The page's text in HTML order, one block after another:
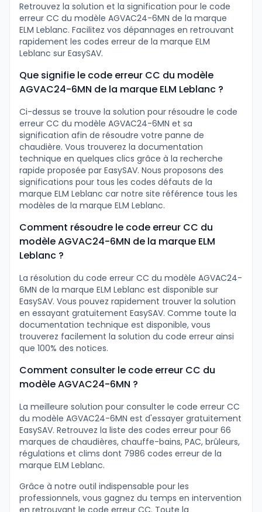
Retrouvez la solution et la signification pour le code
erreur CC du modèle AGVAC24-6MN de la marque
ELM Leblanc. Facilitez vos dépannages en retrouvant
rapidement les codes erreur de la marque ELM
Leblanc sur EasySAV.
Que signifie le code erreur CC du modèle
AGVAC24-6MN de la marque ELM Leblanc ?
Ci-dessus se trouve la solution pour résoudre le code
erreur CC du modèle AGVAC24-6MN et sa
signification afin de résoudre votre panne de
chaudière. Vous trouverez la documentation
technique en quelques clics grâce à la recherche
rapide proposée par EasySAV. Nous proposons des
significations pour tous les codes défauts de la
marque ELM Leblanc car notre site référence tous les
modèles de la marque ELM Leblanc.
Comment résoudre le code erreur CC du
modèle AGVAC24-6MN de la marque ELM
Leblanc ?
La résolution du code erreur CC du modèle AGVAC24-
6MN de la marque ELM Leblanc est disponible sur
EasySAV. Vous pouvez rapidement trouver la solution
en essayant gratuitement EasySAV. Comme toute la
documentation technique est disponible, vous
trouverez facilement la solution du code erreur ainsi
que 100% des notices.
Comment consulter le code erreur CC du
modèle AGVAC24-6MN ?
La meilleure solution pour consulter le code erreur CC
du modèle AGVAC24-6MN est d'essayer gratuitement
EasySAV. Retrouvez la liste des codes erreur pour 66
marques de chaudières, chauffe-bains, PAC, brûleurs,
régulations et clims dont 7986 codes erreur de la
marque ELM Leblanc.
Grâce à notre outil indispensable pour les
professionnels, vous gagnez du temps en intervention
en retrouvant le code erreur CC. Toute la